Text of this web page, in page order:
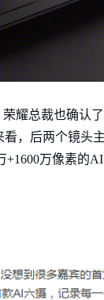
耀总裁也确认
，后两个镜头
万像素的